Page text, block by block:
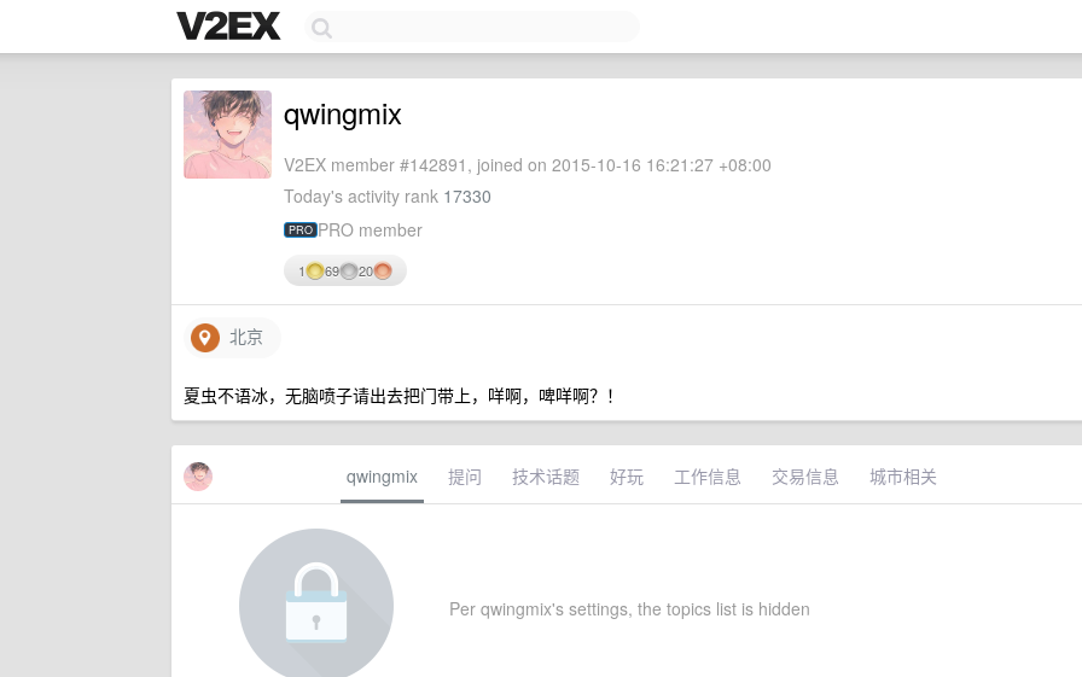
qwingmix
V2EX member #142891, joined on 2015-10-16 16:21:27 +08:00
Today's activity rank 17330
PRO PRO member
1 69 20
北京
夏虫不语冰，无脑喷子请出去把门带上，咩啊，啤咩啊？！
qwingmix 提问 技术话题 好玩 工作信息 交易信息 城市相关
Per qwingmix's settings, the topics list is hidden